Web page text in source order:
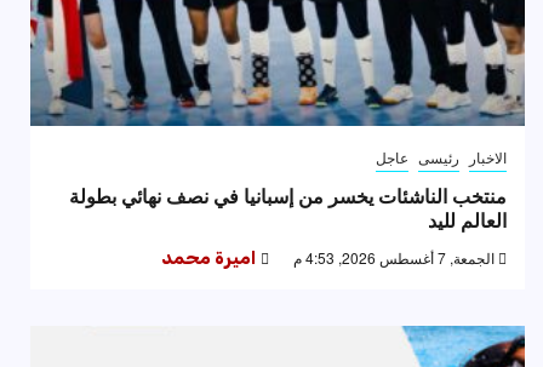
الاخبار رئيسى عاجل
منتخب الناشئات يخسر من إسبانيا في نصف نهائي بطولة
العالم لليد
الجمعة, 7 أغسطس 2026, 4:53 م اميرة محمد